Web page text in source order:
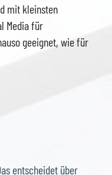
mit kleinsten
Media für
geeignet, wie für
entscheidet über